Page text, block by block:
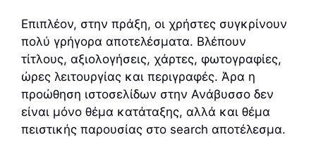
Επιπλέον, στην πράξη, οι χρήστες συγκρίνουν
πολύ γρήγορα αποτελέσματα. Βλέπουν
τίτλους, αξιολογήσεις, χάρτες, φωτογραφίες,
ώρες λειτουργίας και περιγραφές. Άρα η
προώθηση ιστοσελίδων στην Ανάβυσσο δεν
είναι μόνο θέμα κατάταξης, αλλά και θέμα
πειστικής παρουσίας στο search αποτέλεσμα.